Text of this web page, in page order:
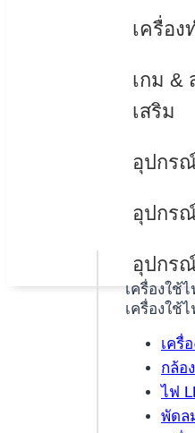
เครื่อ
เกม &
เสริม
อุปกร
อุปกร
อุปกร
เครื่องใช้
เครื่องใช้
เครื่
กล้อ
ไฟ
พัดล